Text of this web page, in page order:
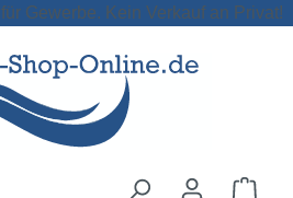
Gewerbe. Kein Verkauf an Privat!